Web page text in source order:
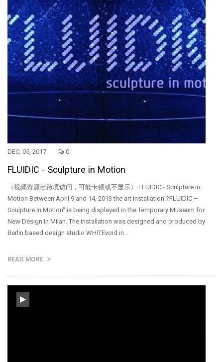
DEC, 05, 2017 0
FLUIDIC - Sculpture in Motion
（视频资源若跨境访问，可能卡顿或不显示） FLUIDIC - Sculpture in
Motion Between April 9 and 14, 2013 the art installation ?FLUIDIC –
Sculpture In Motion“ is being displayed in the Temporary Museum for
New Design in Milan. The installation was designed and produced by
Berlin based design studio WHITEvoid in…
READ MORE